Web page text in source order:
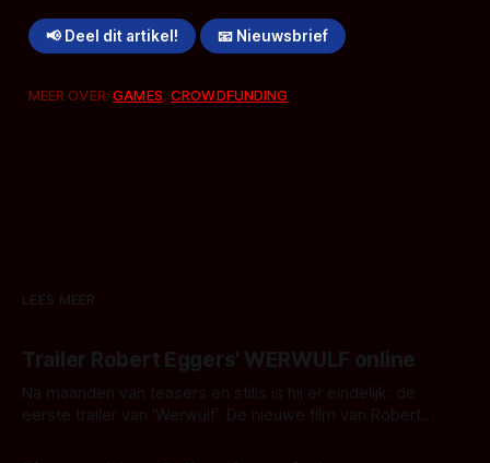
📢 Deel dit artikel! 📧 Nieuwsbrief
MEER OVER:GAMES,CROWDFUNDING
LEES MEER
Trailer Robert Eggers' WERWULF online
Na maanden van teasers en stills is hij er eindelijk: de
eerste trailer van 'Werwulf'. De nieuwe film van Robert
kille stijl vol folklore en mythe. Het topic deze keer is (kon